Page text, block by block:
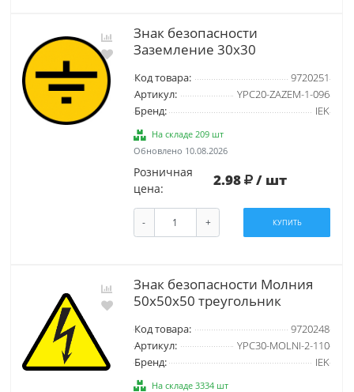
Знак безопасности
Заземление 30х30
Код товара:
9720251
Артикул:
YPC20-ZAZEM-1-096
Бренд:
IEK
На складе 209 шт
Обновлено 10.08.2026
Розничная
цена:
2.98 / шт
- + КУПИТЬ
Знак безопасности Молния
50х50х50 треугольник
Код товара:
9720248
Артикул:
YPC30-MOLNI-2-110
Бренд:
IEK
На складе 3334 шт